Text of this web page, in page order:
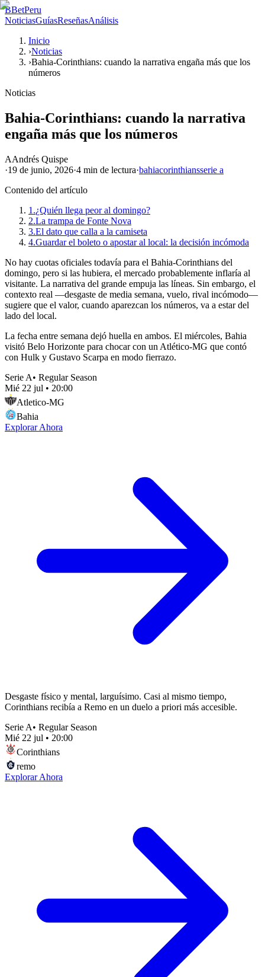
BBetPeru
NoticiasGuíasReseñasAnálisis
Inicio
›Noticias
›Bahia-Corinthians: cuando la narrativa engaña más que los
números
Noticias
Bahia-Corinthians: cuando la narrativa
engaña más que los números
AAndrés Quispe
·19 de junio, 2026·4 min de lectura·bahiacorinthiansserie a
Contenido del artículo
1.¿Quién llega peor al domingo?
2.La trampa de Fonte Nova
3.El dato que calla a la camiseta
4.Guardar el boleto o apostar al local: la decisión incómoda
No hay cuotas oficiales todavía para el Bahia-Corinthians del
domingo, pero si las hubiera, el mercado probablemente inflaría al
visitante. La narrativa del grande empuja las líneas. Sin embargo, el
contexto real —desgaste de media semana, vuelo, rival incómodo—
sugiere que el valor, cuando aparezcan los números, va a estar del
lado del local.
La fecha entre semana dejó huella en ambos. El miércoles, Bahia
visitó Belo Horizonte para chocar con un Atlético-MG que contó
con Hulk y Gustavo Scarpa en modo fierrazo.
Serie A• Regular Season
Mié 22 jul • 20:00
Atletico-MG
Bahia
Explorar Ahora
Desgaste físico y mental, larguísimo. Casi al mismo tiempo,
Corinthians recibía a Remo en un duelo a priori más accesible.
Serie A• Regular Season
Mié 22 jul • 20:00
Corinthians
remo
Explorar Ahora